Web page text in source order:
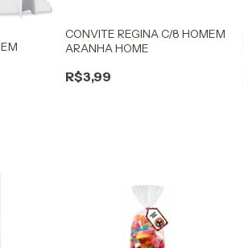
CONVITE REGINA C/8 HOMEM
ARANHA HOME
R$3,99